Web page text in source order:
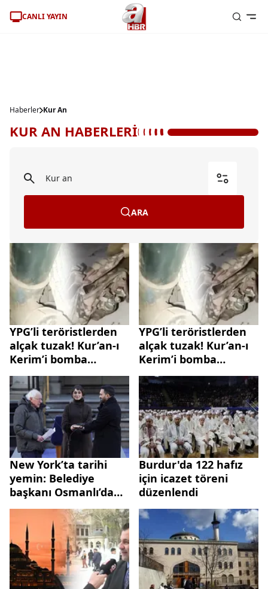
CANLI YAYIN
Haberler Kur An
KUR AN HABERLERİ
ARA
YPG’li teröristlerden
alçak tuzak! Kur’an-ı
Kerim’i bomba
düzeneği yaptılar
YPG’li teröristlerden
alçak tuzak! Kur’an-ı
Kerim’i bomba
düzeneği yaptılar
New York’ta tarihi
yemin: Belediye
başkanı Osmanlı’dan
kalma Kur’an-ı
Kerim’e el bastı
Burdur'da 122 hafız
için icazet töreni
düzenlendi